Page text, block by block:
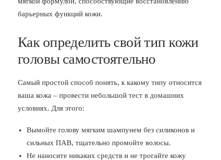
барьерных функций кожи.
Как определить свой тип кожи
головы самостоятельно
Самый простой способ понять, к какому типу относится
ваша кожа – провести небольшой тест в домашних
условиях. Для этого:
Вымойте голову мягким шампунем без силиконов и
сильных ПАВ, тщательно промойте волосы.
Не наносите никаких средств и не трогайте кожу